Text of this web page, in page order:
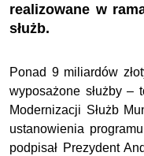
realizowane w
służb.
Ponad 9 miliardów
wyposażone służby –
Modernizacji Służb
ustanowienia
podpisał Prezydent